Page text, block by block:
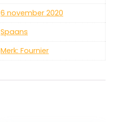
‎6 november 2020
‎Spaans
Merk: Fournier